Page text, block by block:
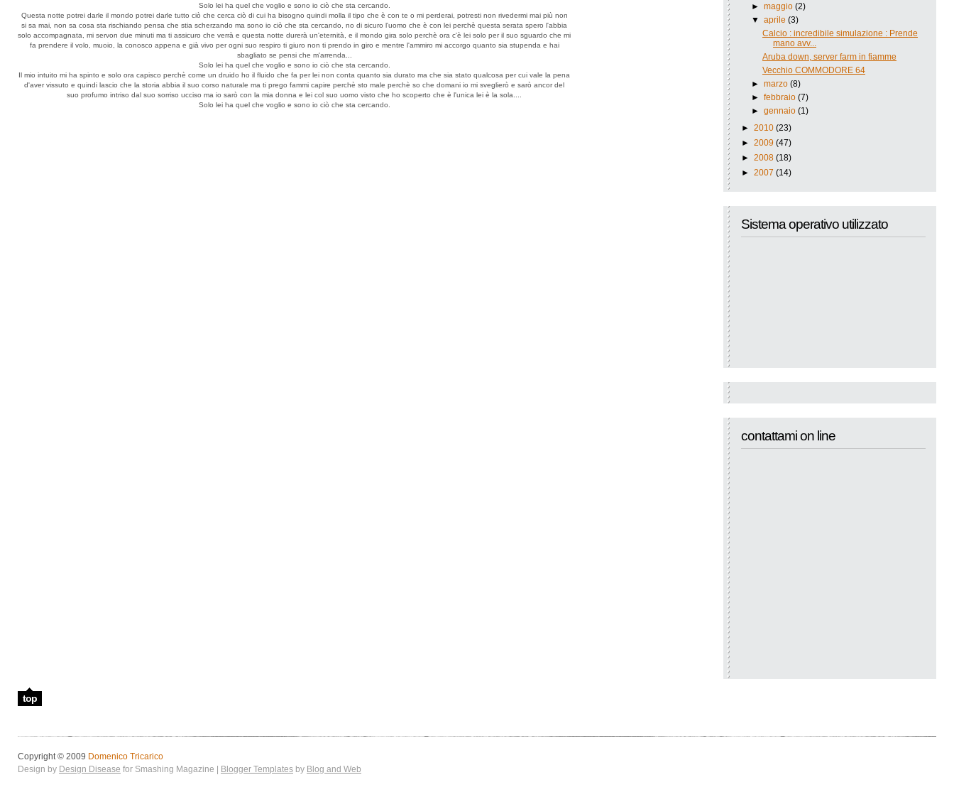
►maggio (2)
▼ aprile (3)
Calcio : incredibile simulazione : Prende
mano avv...
Aruba down, server farm in fiamme
Vecchio COMMODORE 64
►marzo (8)
►febbraio (7)
►gennaio (1)
► 2010 (23)
► 2009 (47)
► 2008 (18)
► 2007 (14)
Sistema operativo utilizzato
contattami on line
Solo lei ha quel che voglio e sono io ciò che sta cercando.
Questa notte potrei darle il mondo potrei darle tutto ciò che cerca ciò di cui ha bisogno quindi molla il tipo che è con te o mi perderai, potresti non rivedermi mai più non
si sa mai, non sa cosa sta rischiando pensa che stia scherzando ma sono io ciò che sta cercando, no di sicuro l'uomo che è con lei perchè questa serata spero l'abbia
solo accompagnata, mi servon due minuti ma ti assicuro che verrà e questa notte durerà un'eternità, e il mondo gira solo perchè ora c'è lei solo per il suo sguardo che mi
fa prendere il volo, muoio, la conosco appena e già vivo per ogni suo respiro ti giuro non ti prendo in giro e mentre l'ammiro mi accorgo quanto sia stupenda e hai
sbagliato se pensi che m'arrenda...
Solo lei ha quel che voglio e sono io ciò che sta cercando.
Il mio intuito mi ha spinto e solo ora capisco perchè come un druido ho il fluido che fa per lei non conta quanto sia durato ma che sia stato qualcosa per cui vale la pena
d'aver vissuto e quindi lascio che la storia abbia il suo corso naturale ma ti prego fammi capire perchè sto male perchè so che domani io mi sveglierò e sarò ancor del
suo profumo intriso dal suo sorriso ucciso ma io sarò con la mia donna e lei col suo uomo visto che ho scoperto che è l'unica lei è la sola....
Solo lei ha quel che voglio e sono io ciò che sta cercando.
top
Copyright © 2009 Domenico Tricarico
Design by Design Disease for Smashing Magazine | Blogger Templates by Blog and Web